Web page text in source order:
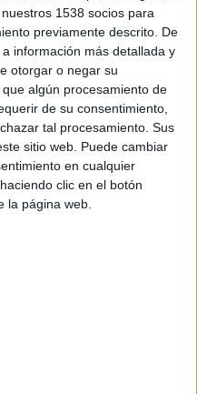
1538 socios para
previamente descrito. De
información más detallada y
otorgar o negar su
algún procesamiento de
de su consentimiento,
tal procesamiento. Sus
sitio web. Puede cambiar
en cualquier
clic en el botón
la página web.